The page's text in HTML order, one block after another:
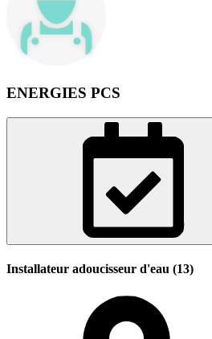
ENERGIES PCS
Installateur adoucisseur d'eau (13)